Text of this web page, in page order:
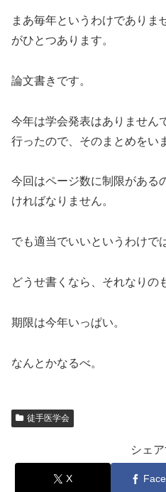
まあ毎年というわけでありま
がひとつあります。
論文書きです。
今年は学会発表はありません
行ったので、そのまとめをい
今回はページ数に制限がある
ければなりません。
でも適当でいいというわけで
どうせ書くなら、それなりの
期限は今年いっぱい。
なんとかなるべ。
徒手医学会
シェ
X